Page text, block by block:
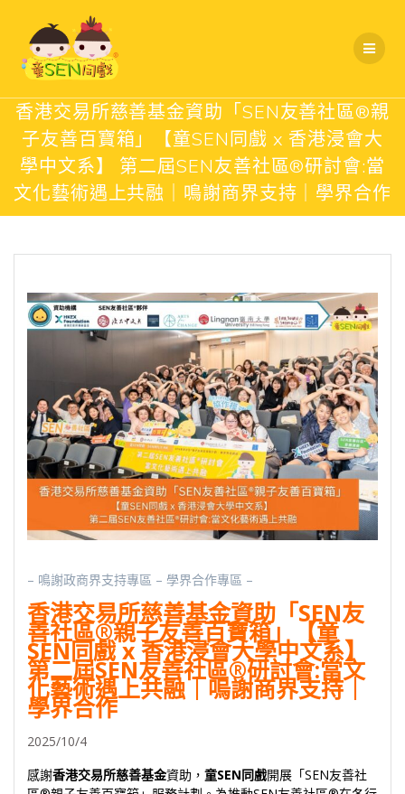
香港交易所慈善基金資助「SEN友善社區®親
子友善百寶箱」【童SEN同戲 x 香港浸會大
學中文系】 第二屆SEN友善社區®研討會:當
文化藝術遇上共融｜鳴謝商界支持｜學界合作
– 鳴謝政商界支持專區 – 學界合作專區 –
香港交易所慈善基金資助「SEN友
善社區®親子友善百寶箱」【童
SEN同戲 x 香港浸會大學中文系】
第二屆SEN友善社區®研討會:當文
化藝術遇上共融｜嗚謝商界支持｜
學界合作
2025/10/4
感謝香港交易所慈善基金資助， 童SEN同戲開展「SEN友善社